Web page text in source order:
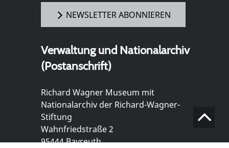
NEWSLETTER ABONNIEREN
Verwaltung und Nationalarchiv
(Postanschrift)
Richard Wagner Museum mit
Nationalarchiv der Richard-Wagner-
Stiftung
Wahnfriedstraße 2
95444 Bayreuth